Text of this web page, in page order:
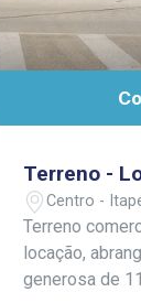
Terreno -
Centro -
Terreno
locação,
generosa de